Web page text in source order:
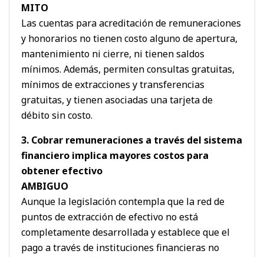
MITO
Las cuentas para acreditación de remuneraciones
y honorarios no tienen costo alguno de apertura,
mantenimiento ni cierre, ni tienen saldos
mínimos. Además, permiten consultas gratuitas,
mínimos de extracciones y transferencias
gratuitas, y tienen asociadas una tarjeta de
débito sin costo.
3. Cobrar remuneraciones a través del sistema
financiero implica mayores costos para
obtener efectivo
AMBIGUO
Aunque la legislación contempla que la red de
puntos de extracción de efectivo no está
completamente desarrollada y establece que el
pago a través de instituciones financieras no